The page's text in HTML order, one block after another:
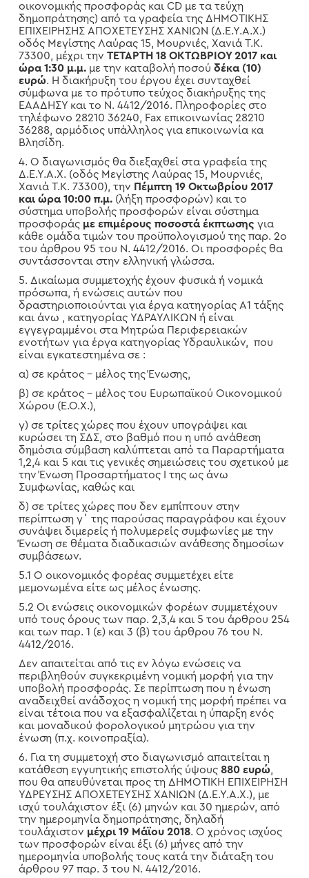
οικονομικής προσφοράς και CDμε τα τεύχη
δημοπράτησης) από τα γραφεία της ΔΗΜΟΤΙΚΗΣ
ΕΠΙΧΕΙΡΗΣΗΣ ΑΠΟΧΕΤΕΥΣΗΣ ΧΑΝΙΩΝ (Δ.Ε.Υ.Α.Χ.)
οδός Μεγίστης Λαύρας 15, Μουρνιές, Χανιά Τ.Κ.
73300, μέχρι την ΤΕΤΑΡΤΗ 18 ΟΚΤΩΒΡΙΟΥ 2017 και
ώρα 1:30 μ.μ.με την καταβολή ποσού δέκα (10)
ευρώ. Η διακήρυξη του έργου έχει συνταχθεί
σύμφωνα με το πρότυπο τεύχος διακήρυξης της
ΕΑΑΔΗΣΥ και το Ν. 4412/2016. Πληροφορίες στο
τηλέφωνο 28210 36240, Fax επικοινωνίας 28210
36288, αρμόδιος υπάλληλος για επικοινωνία κα
Βλησίδη.
4. Ο διαγωνισμός θα διεξαχθεί στα γραφεία της
Δ.Ε.Υ.Α.Χ. (οδός Μεγίστης Λαύρας 15, Μουρνιές,
Χανιά Τ.Κ. 73300), την Πέμπτη 19 Οκτωβρίου 2017
και ώρα 10:00 π.μ.(λήξη προσφορών) και το
σύστημα υποβολής προσφορών είναι σύστημα
προσφοράς με επιμέρους ποσοστά έκπτωσης για
κάθε ομάδα τιμών του προϋπολογισμού της παρ. 2ο
του άρθρου 95 του Ν. 4412/2016. Οι προσφορές θα
συντάσσονται στην ελληνική γλώσσα.
5. Δικαίωμα συμμετοχής έχουν φυσικά ή νομικά
πρόσωπα, ή ενώσεις αυτών που
δραστηριοποιούνται για έργα κατηγορίας Α1 τάξης
και άνω , κατηγορίας ΥΔΡΑΥΛΙΚΩΝ ή είναι
εγγεγραμμένοι στα Μητρώα Περιφερειακών
ενοτήτων για έργα κατηγορίας Υδραυλικών, που
είναι εγκατεστημένα σε :
α) σε κράτος – μέλος της Ένωσης,
β) σε κράτος – μέλος του Ευρωπαϊκού Οικονομικού
Χώρου (Ε.Ο.Χ.),
γ) σε τρίτες χώρες που έχουν υπογράψει και
κυρώσει τη ΣΔΣ, στο βαθμό που η υπό ανάθεση
δημόσια σύμβαση καλύπτεται από τα Παραρτήματα
1,2,4 και 5 και τις γενικές σημειώσεις του σχετικού με
την Ένωση Προσαρτήματος Ι της ως άνω
Συμφωνίας, καθώς και
δ) σε τρίτες χώρες που δεν εμπίπτουν στην
περίπτωση γ΄ της παρούσας παραγράφου και έχουν
συνάψει διμερείς ή πολυμερείς συμφωνίες με την
Ένωση σε θέματα διαδικασιών ανάθεσης δημοσίων
συμβάσεων.
5.1 Ο οικονομικός φορέας συμμετέχει είτε
μεμονωμένα είτε ως μέλος ένωσης.
5.2 Οι ενώσεις οικονομικών φορέων συμμετέχουν
υπό τους όρους των παρ. 2,3,4 και 5 του άρθρου 254
και των παρ. 1 (ε) και 3 (β) του άρθρου 76 του Ν.
4412/2016.
Δεν απαιτείται από τις εν λόγω ενώσεις να
περιβληθούν συγκεκριμένη νομική μορφή για την
υποβολή προσφοράς. Σε περίπτωση που η ένωση
αναδειχθεί ανάδοχος η νομική της μορφή πρέπει να
είναι τέτοια που να εξασφαλίζεται η ύπαρξη ενός
και μοναδικού φορολογικού μητρώου για την
ένωση (π.χ. κοινοπραξία).
6. Για τη συμμετοχή στο διαγωνισμό απαιτείται η
κατάθεση εγγυητικής επιστολής ύψους 880 ευρώ,
που θα απευθύνεται προς τη ΔΗΜΟΤΙΚΗ ΕΠΙΧΕΙΡΗΣΗ
ΥΔΡΕΥΣΗΣ ΑΠΟΧΕΤΕΥΣΗΣ ΧΑΝΙΩΝ (Δ.Ε.Υ.Α.Χ.), με
ισχύ τουλάχιστον έξι (6) μηνών και 30 ημερών, από
την ημερομηνία δημοπράτησης, δηλαδή
τουλάχιστον μέχρι 19 Μάϊου 2018. Ο χρόνος ισχύος
των προσφορών είναι έξι (6) μήνες από την
ημερομηνία υποβολής τους κατά την διάταξη του
άρθρου 97 παρ. 3 του Ν. 4412/2016.